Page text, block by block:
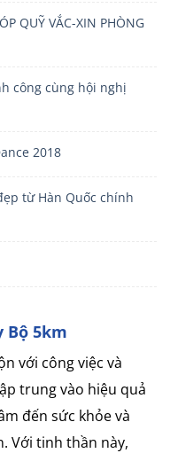
QUỸ VẮC-XIN PHÒNG
công cùng hội nghị
2018
từ Hàn Quốc chính
Bộ 5km
với công việc và
trung vào hiệu quả
đến sức khỏe và
Với tinh thần này,